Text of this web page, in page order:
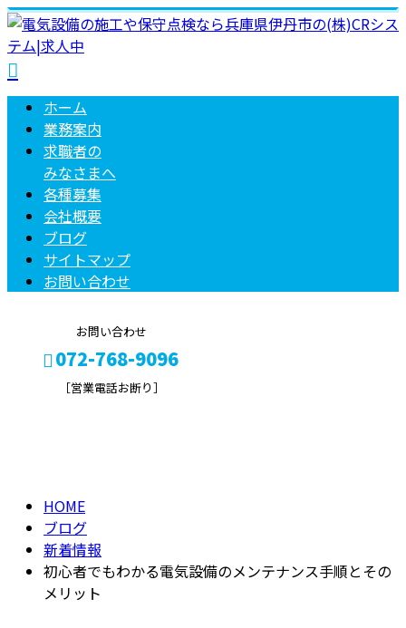
ホーム
業務案内
求職者の
みなさまへ
各種募集
会社概要
ブログ
サイトマップ
お問い合わせ
お問い合わせ
072-768-9096
［営業電話お断り］
HOME
ブログ
新着情報
初心者でもわかる電気設備のメンテナンス手順とその
メリット